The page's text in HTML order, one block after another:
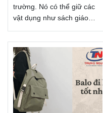
trường. Nó có thể giữ các
vật dụng như sách giáo
phòng phẩm ở một nơi
đồng thời thể hiện một số
phong cách cá
nhân. Nhưng có nhiều môn
học và môn tự chọn được
giảng dạy trong trường học.
Điều này làm trọng lượng